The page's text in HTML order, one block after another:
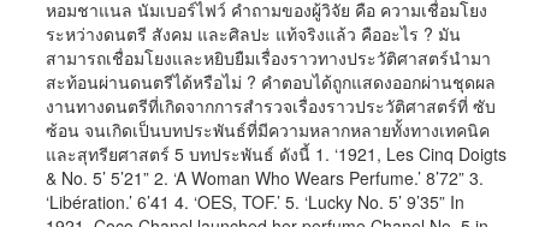
หอมชาแนล นัมเบอร์ไฟว์ คำถามของผู้วิจัย คือ ความเชื่อมโยง
ระหว่างดนตรี สังคม และศิลปะ แท้จริงแล้ว คืออะไร ? มัน
สามารถเชื่อมโยงและหยิบยืมเรื่องราวทางประวัติศาสตร์นำมา
สะท้อนผ่านดนตรีได้หรือไม่ ? คำตอบได้ถูกแสดงออกผ่านชุดผล
งานทางดนตรีที่เกิดจากการสำรวจเรื่องราวประวัติศาสตร์ที่ ซับ
ซ้อน จนเกิดเป็นบทประพันธ์ที่มีความหลากหลายทั้งทางเทคนิค
และสุทรียศาสตร์ 5 บทประพันธ์ ดังนี้ 1. ‘1921, Les Cinq Doigts
& No. 5’ 5’21” 2. ‘A Woman Who Wears Perfume.’ 8’72” 3.
‘Libération.’ 6’41 4. ‘OES, TOF.’ 5. ‘Lucky No. 5’ 9’35” In